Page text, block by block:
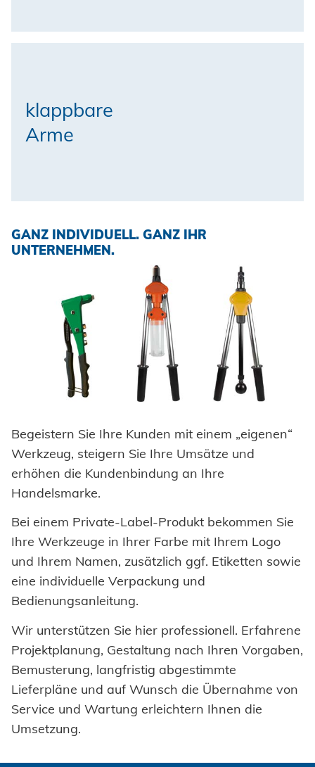
klappbare
Arme
GANZ INDIVIDUELL. GANZ IHR
UNTERNEHMEN.
Begeistern Sie Ihre Kunden mit einem „eigenen“
Werkzeug, steigern Sie Ihre Umsätze und
erhöhen die Kundenbindung an Ihre
Handelsmarke.
Bei einem Private-Label-Produkt bekommen Sie
Ihre Werkzeuge in Ihrer Farbe mit Ihrem Logo
und Ihrem Namen, zusätzlich ggf. Etiketten sowie
eine individuelle Verpackung und
Bedienungsanleitung.
Wir unterstützen Sie hier professionell. Erfahrene
Projektplanung, Gestaltung nach Ihren Vorgaben,
Bemusterung, langfristig abgestimmte
Lieferpläne und auf Wunsch die Übernahme von
Service und Wartung erleichtern Ihnen die
Umsetzung.